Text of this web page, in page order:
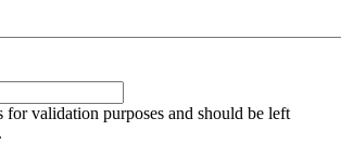
for validation purposes and should be left